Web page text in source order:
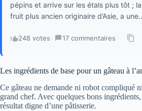
pépins et arrive sur les étals plus tôt ;
fruit plus ancien originaire d’Asie, a
248 votes · 17 commentaires ·
Les ingrédients de base pour un gâteau à
Ce gâteau ne demande ni robot compliqué
grand chef. Avec quelques bons
résultat digne d’une pâtisserie.